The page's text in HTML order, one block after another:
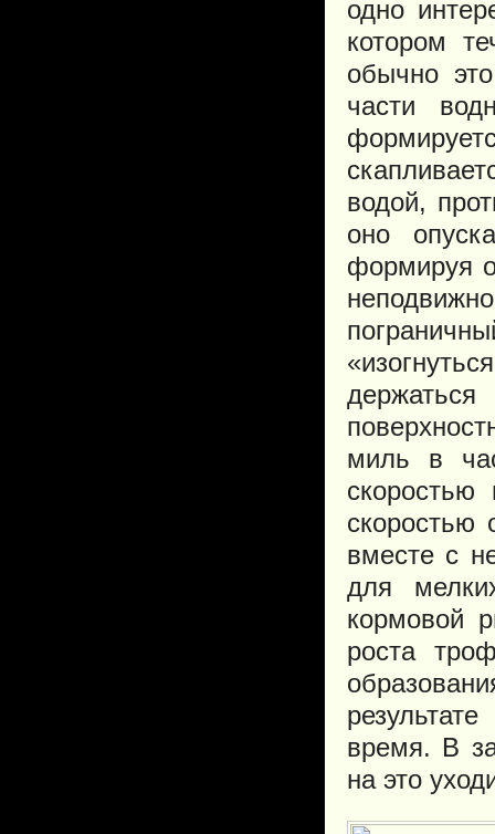
одно
котором
обычно
части
водой,
оно
формируя
миль в
вместе с
для
кормовой
роста
время. В
на это